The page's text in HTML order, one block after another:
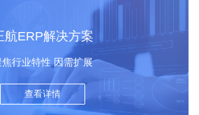
航ERP解决方案
焦行业特性 因需扩展
查看详情